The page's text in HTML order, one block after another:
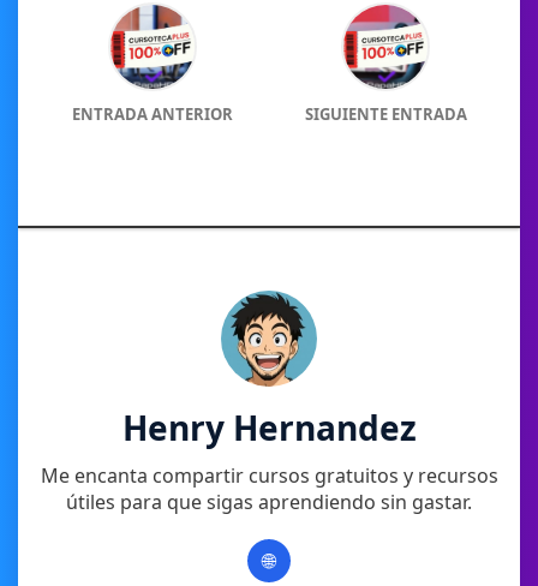
ENTRADA ANTERIOR SIGUIENTE ENTRADA
Henry Hernandez
Me encanta compartir cursos gratuitos y recursos
útiles para que sigas aprendiendo sin gastar.
🌐